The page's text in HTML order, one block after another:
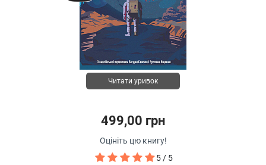
Читати уривок
499,00 грн
Оцініть цю книгу!
5 / 5